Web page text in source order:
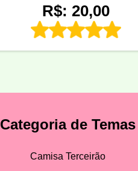
R$: 20,00
Categoria de Temas
Camisa Terceirão